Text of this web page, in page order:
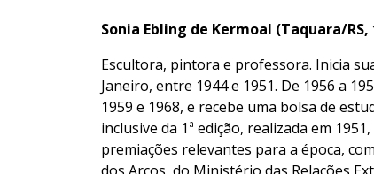
Sonia Ebling de Kermoal (Taquara/RS,
Escultora, pintora e professora. Inicia
Janeiro, entre 1944 e 1951. De 1956 a
1959 e 1968, e recebe uma bolsa de
inclusive da 1ª edição, realizada em
premiações relevantes para a época,